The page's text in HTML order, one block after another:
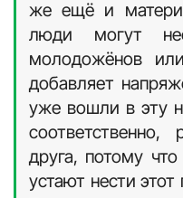
"Мужчины часто
и
уходить в
будут
эскалация
ухудшающее
участвуют в